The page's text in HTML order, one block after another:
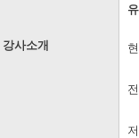
강사소개